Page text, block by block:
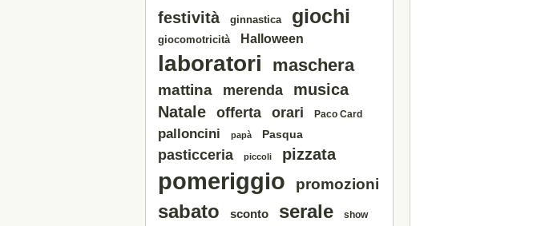
festività ginnastica giochi
giocomotricità Halloween
laboratori maschera
mattina merenda
musica
Natale
offerta orari Paco Card
palloncini papà Pasqua
pasticceria piccoli pizzata
pomeriggio promozioni
sabato sconto serale show